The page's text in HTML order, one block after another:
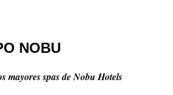
NOBU
mayores spas de Nobu Hotels